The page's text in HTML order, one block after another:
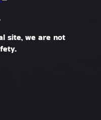
site, we are not